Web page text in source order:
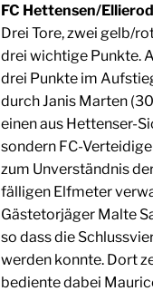
FC Hettensen/
Drei Tore, zwei gelb/
drei wichtige Punkte.
drei Punkte im
durch Janis Marten
einen aus Hettenser-
sondern FC-
zum Unverständnis
fälligen Elfmeter
Gästetorjäger Malte
so dass die
werden konnte. Dort
bediente dabei